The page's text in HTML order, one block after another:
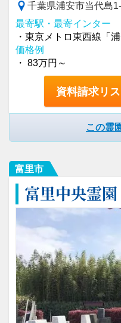
千葉県浦安市当代島
最寄駅・最寄インター
・東京メトロ東西線「浦
価格例
・ 83万円～
資料請求リ
この霊
富里市
富里中央霊園